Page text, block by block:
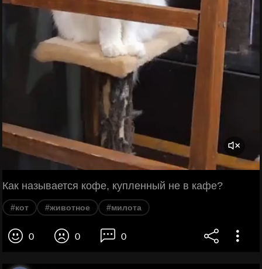
Как называется кофе, купленный не в кафе?
#кот #животное #милота
0 0 0